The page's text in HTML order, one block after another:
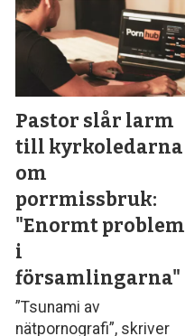
Pastor slår larm
till kyrkoledarna
om
porrmissbruk:
"Enormt problem
i
församlingarna"
”Tsunami av
nätpornografi”, skriver